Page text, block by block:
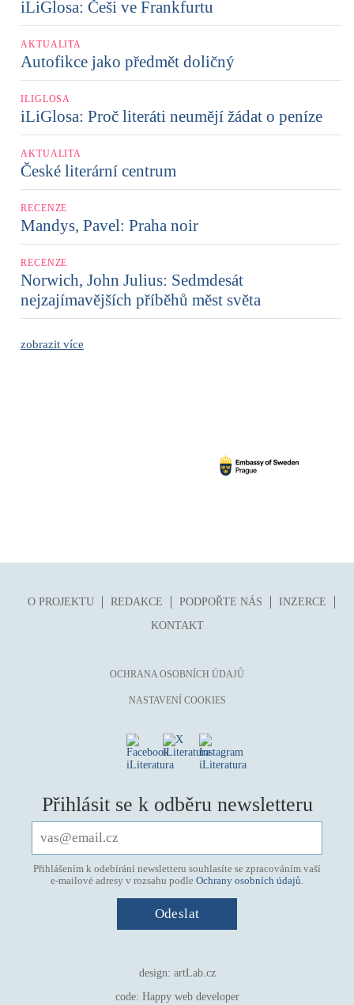
iLiGlosa: Češi ve Frankfurtu
AKTUALITA
Autofikce jako předmět doličný
ILIGLOSA
iLiGlosa: Proč literáti neumějí žádat o peníze
AKTUALITA
České literární centrum
RECENZE
Mandys, Pavel: Praha noir
RECENZE
Norwich, John Julius: Sedmdesát
nejzajímavějších příběhů měst světa
zobrazit více
O PROJEKTU REDAKCE PODPOŘTE NÁS
INZERCE
KONTAKT
OCHRANA OSOBNÍCH ÚDAJŮ
NASTAVENÍ COOKIES
Přihlásit se k odběru newsletteru
Přihlášením k odebírání newsletteru souhlasíte se zpracováním vaší
e-mailové adresy v rozsahu podle Ochrany osobních údajů.
design: artLab.cz
code: Happy web developer